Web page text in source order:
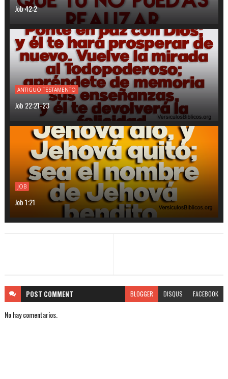
Job 42:2
ANTIGUO TESTAMENTO
Job 22:21-23
JOB
Job 1:21
POST COMMENT BLOGGER DISQUS FACEBOOK
No hay comentarios.